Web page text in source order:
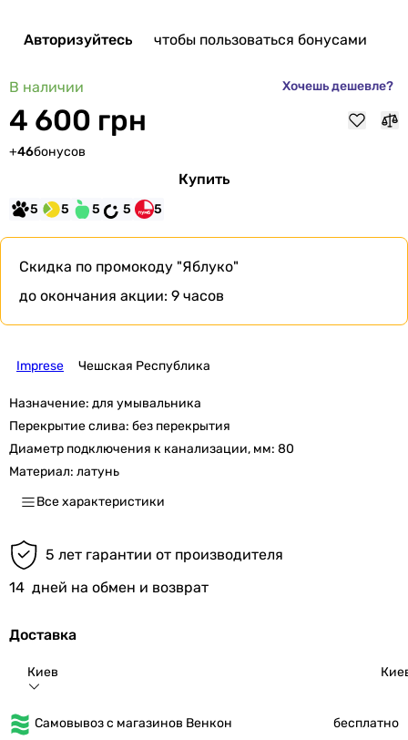
Авторизуйтесь чтобы пользоваться бонусами
В наличии Хочешь дешевле?
4 600 грн
+46бонусов
Купить
5 5 5 5 5
Скидка по промокоду "Яблуко"
до окончания акции: 9 часов
Imprese Чешская Республика
Назначение: для умывальника
Перекрытие слива: без перекрытия
Диаметр подключения к канализации, мм: 80
Материал: латунь
Все характеристики
5 лет гарантии от производителя
14 дней на обмен и возврат
Доставка
Киев
Самовывоз с магазинов Венкон
бесплатно